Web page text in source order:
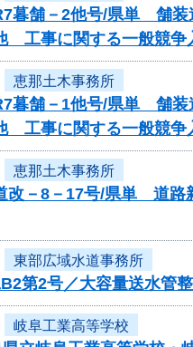
暮舗－2他号/県単 舗
事に関する一般競争
恵那土木事務所
暮舗－1他号/県単 舗
事に関する一般競争
恵那土木事務所
改－8－17号/県単 道
東部広域水道事務所
B2第2号／大容量送水
岐阜工業高等学校